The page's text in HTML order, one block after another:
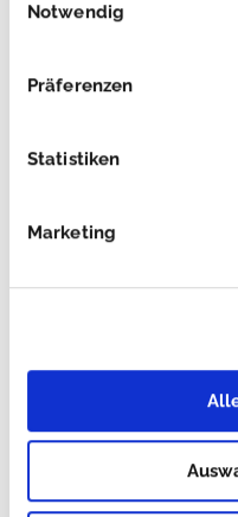
gesammelt haben.
Notwendig
Präferenzen
Statistiken
Marketing
gesetzlichen
folgt